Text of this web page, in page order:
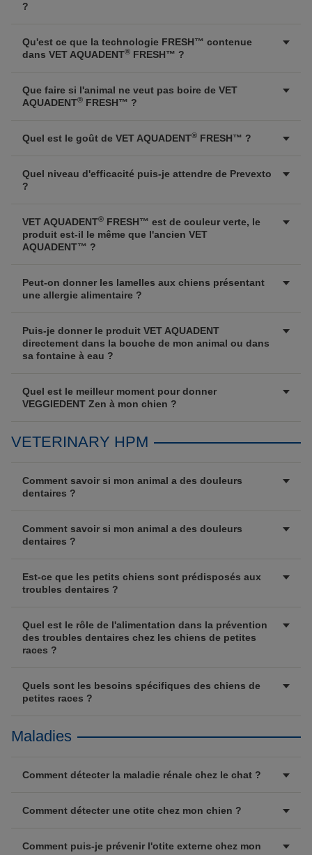
?
Qu'est ce que la technologie FRESH™ contenue
dans VET AQUADENT® FRESH™ ?
Que faire si l'animal ne veut pas boire de VET
AQUADENT® FRESH™ ?
Quel est le goût de VET AQUADENT® FRESH™ ?
Quel niveau d'efficacité puis-je attendre de Prevexto
?
VET AQUADENT® FRESH™ est de couleur verte, le
produit est-il le même que l'ancien VET
AQUADENT™ ?
Peut-on donner les lamelles aux chiens présentant
une allergie alimentaire ?
Puis-je donner le produit VET AQUADENT
directement dans la bouche de mon animal ou dans
sa fontaine à eau ?
Quel est le meilleur moment pour donner
VEGGIEDENT Zen à mon chien ?
VETERINARY HPM
Comment savoir si mon animal a des douleurs
dentaires ?
Comment savoir si mon animal a des douleurs
dentaires ?
Est-ce que les petits chiens sont prédisposés aux
troubles dentaires ?
Quel est le rôle de l'alimentation dans la prévention
des troubles dentaires chez les chiens de petites
races ?
Quels sont les besoins spécifiques des chiens de
petites races ?
Maladies
Comment détecter la maladie rénale chez le chat ?
Comment détecter une otite chez mon chien ?
Comment puis-je prévenir l'otite externe chez mon